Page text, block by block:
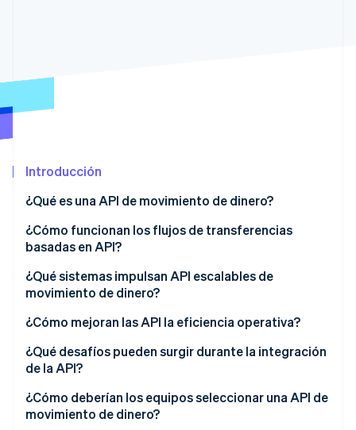
Eliminación de dióxido de carbono
Sesiones de Stripe 2026
Mirar ahora
Introducción
¿Qué es una API de movimiento de dinero?
¿Cómo funcionan los flujos de transferencias
basadas en API?
1. Autenticación del solicitante
3. Financiación de la transferencia
4. Ejecución de la transferencia
5. Seguimiento y confirmación de la transferencia
¿Qué sistemas impulsan API escalables de
movimiento de dinero?
Pasarela API y controles de acceso
Integraciones de redes bancarias y de pagos
Sistemas de cumplimiento de la normativa, control
¿Cómo mejoran las API la eficiencia operativa?
Automatización eficiente
Visibilidad en tiempo real
¿Qué desafíos pueden surgir durante la integración
de la API?
Sistemas asíncronos
¿Cómo deberían los equipos seleccionar una API de
movimiento de dinero?